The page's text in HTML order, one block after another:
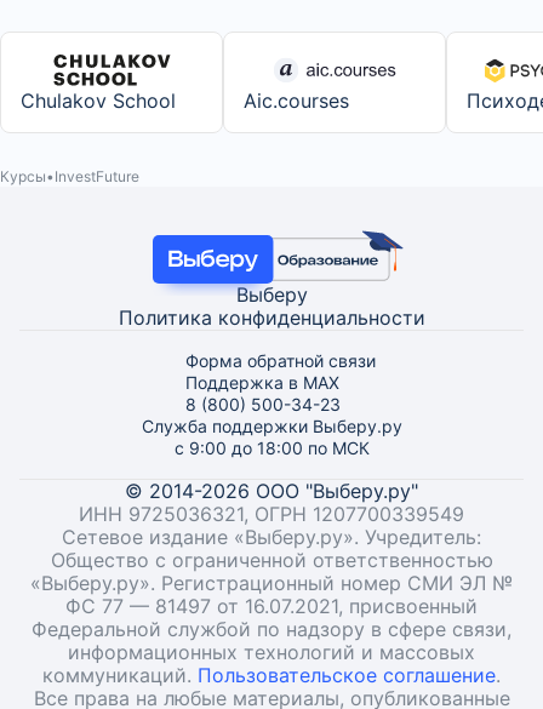
Chulakov School Aic.courses
Курсы InvestFuture
Выберу
Политика конфиденциальности
Форма обратной связи
Поддержка в MAX
8 (800) 500-34-23
Служба поддержки Выберу.ру
с 9:00 до 18:00 по МСК
© 2014-2026 ООО "Выберу.ру"
ИНН 9725036321, ОГРН 1207700339549
Сетевое издание «Выберу.ру». Учредитель:
Общество с ограниченной ответственностью
«Выберу.ру». Регистрационный номер СМИ ЭЛ №
ФС 77 — 81497 от 16.07.2021, присвоенный
Федеральной службой по надзору в сфере связи,
информационных технологий и массовых
коммуникаций. Пользовательское соглашение.
Все права на любые материалы, опубликованные